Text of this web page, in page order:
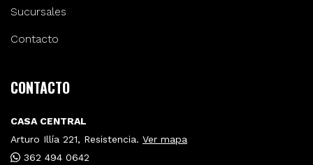
Sucursales
Contacto
CONTACTO
CASA CENTRAL
Arturo Illía 221, Resistencia. Ver mapa
362 494 0642